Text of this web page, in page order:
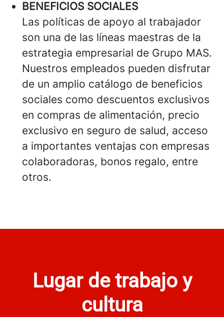
BENEFICIOS SOCIALES
Las políticas de apoyo al trabajador
son una de las líneas maestras de la
estrategia empresarial de Grupo MAS.
Nuestros empleados pueden disfrutar
de un amplio catálogo de beneficios
sociales como descuentos exclusivos
en compras de alimentación, precio
exclusivo en seguro de salud, acceso
a importantes ventajas con empresas
colaboradoras, bonos regalo, entre
otros.
Lugar de trabajo y
cultura